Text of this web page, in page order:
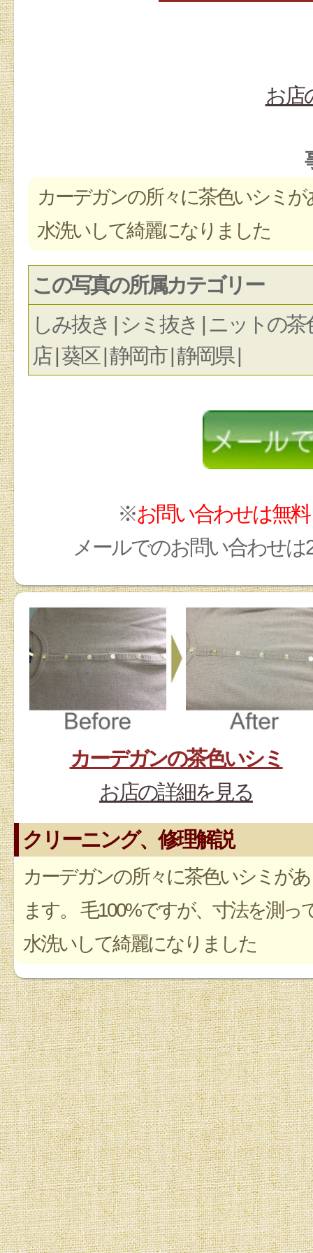
お店
カーデガンの所々に茶色いシミ
水洗いして綺麗になりました
この写真の所属カテゴリー
しみ抜き | シミ抜き | ニットの
店 | 葵区 | 静岡市 | 静岡県 |
※お問い合わせは無
メールでのお問い合わせ
カーデガンの茶色いシミ
お店の詳細を見る
クリーニング、修理解説
カーデガンの所々に茶色いシミが
ます。 毛100%ですが、寸法を測っ
水洗いして綺麗になりました